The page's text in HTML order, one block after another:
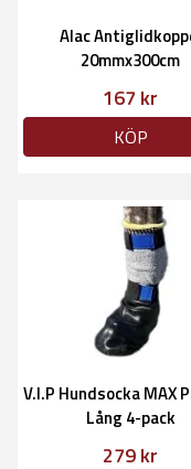
Alac
20mmx300cm
167 kr
KÖP
V.I.P Hundsocka MAX
Lång 4-pack
279 kr